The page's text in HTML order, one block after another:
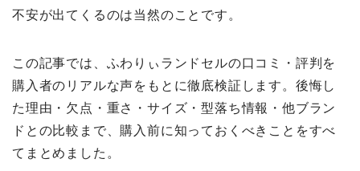
不安が出てくるのは当然のことです。
この記事では、ふわりぃランドセルの口コミ・評判を
購入者のリアルな声をもとに徹底検証します。後悔し
た理由・欠点・重さ・サイズ・型落ち情報・他ブラン
ドとの比較まで、購入前に知っておくべきことをすべ
てまとめました。